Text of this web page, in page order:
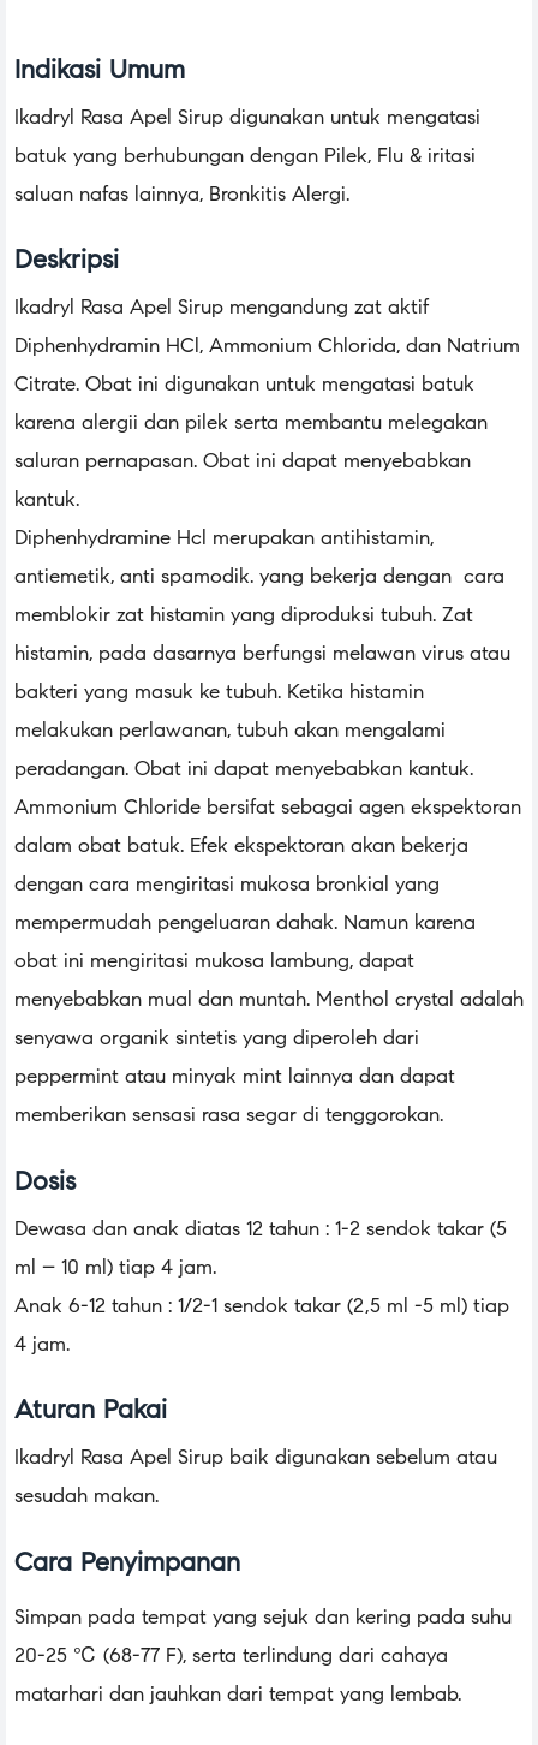
Indikasi Umum
Ikadryl Rasa Apel Sirup digunakan untuk mengatasi
batuk yang berhubungan dengan Pilek, Flu & iritasi
saluan nafas lainnya, Bronkitis Alergi.
Deskripsi
Ikadryl Rasa Apel Sirup mengandung zat aktif
Diphenhydramin HCl, Ammonium Chlorida, dan Natrium
Citrate. Obat ini digunakan untuk mengatasi batuk
karena alergii dan pilek serta membantu melegakan
saluran pernapasan. Obat ini dapat menyebabkan
kantuk.
Diphenhydramine Hcl merupakan antihistamin,
antiemetik, anti spamodik. yang bekerja dengan cara
memblokir zat histamin yang diproduksi tubuh. Zat
histamin, pada dasarnya berfungsi melawan virus atau
bakteri yang masuk ke tubuh. Ketika histamin
melakukan perlawanan, tubuh akan mengalami
peradangan. Obat ini dapat menyebabkan kantuk.
Ammonium Chloride bersifat sebagai agen ekspektoran
dalam obat batuk. Efek ekspektoran akan bekerja
dengan cara mengiritasi mukosa bronkial yang
mempermudah pengeluaran dahak. Namun karena
obat ini mengiritasi mukosa lambung, dapat
menyebabkan mual dan muntah. Menthol crystal adalah
senyawa organik sintetis yang diperoleh dari
peppermint atau minyak mint lainnya dan dapat
memberikan sensasi rasa segar di tenggorokan.
Dosis
Dewasa dan anak diatas 12 tahun : 1-2 sendok takar (5
ml – 10 ml) tiap 4 jam.
Anak 6-12 tahun : 1/2-1 sendok takar (2,5 ml -5 ml) tiap
4 jam.
Aturan Pakai
Ikadryl Rasa Apel Sirup baik digunakan sebelum atau
sesudah makan.
Cara Penyimpanan
Simpan pada tempat yang sejuk dan kering pada suhu
20-25 ℃ (68-77 F), serta terlindung dari cahaya
matarhari dan jauhkan dari tempat yang lembab.